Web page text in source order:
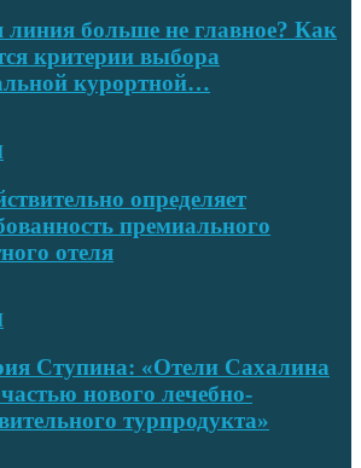
линия больше не главное? Как
критерии выбора
курортной…
определяет
премиального
отеля
Ступина: «Отели Сахалина
нового лечебно-
турпродукта»